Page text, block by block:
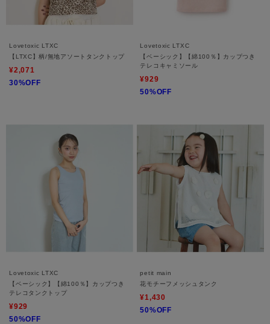
Lovetoxic LTXC
【LTXC】柄/無地アソートタンクトップ
¥2,071
30%OFF
Lovetoxic LTXC
【ベーシック】【綿100％】カップつき
テレコキャミソール
¥929
50%OFF
Lovetoxic LTXC
【ベーシック】【綿100％】カップつき
テレコタンクトップ
¥929
50%OFF
petit main
花モチーフメッシュタンク
¥1,430
50%OFF